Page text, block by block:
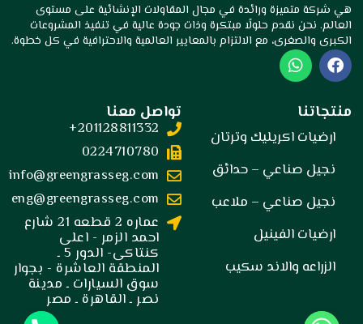
هي شركة متميزة ورائدة في مجال المقاولات الإنشائية على مستوى
العالم. نحن نقدم حلولًا مبتكرة وذات جودة عالية في تنفيذ المشروعات
الكبرى والصغرى، مع الالتزام بالمعايير العالمية والاحترافية في كل خطوة.
F
a
c
e
b
o
k
W
h
a
a
p
منتجاتنا
ارضيات اكريليك وترتان
نجيل صناعي – حدائق
نجيل صناعي – ملاعب
ارضيات الفينيل
الزراعه والاند سكيب
تواصل معنا
201128811332+
0224710780
info@greengrasseg.com
eng@greengrasseg.com
عماره 2 قطعه 21 شارع
احمد الزمر - اعلى
كنتاكى- الدور 5 ـ
المنطقة العاشرة - بجوار
سوق السيارات ـ مدينة
نصر ـ القاهرة ـ مصر